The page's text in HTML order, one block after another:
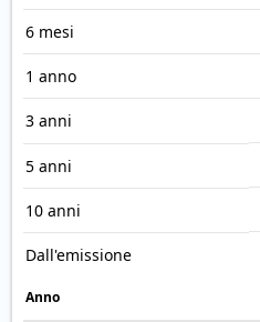
6 mesi
1 anno
3 anni
5 anni
10 anni
Dall'emissione
Anno